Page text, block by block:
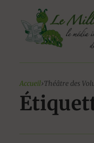
contenu
Accueil›Théâtre des